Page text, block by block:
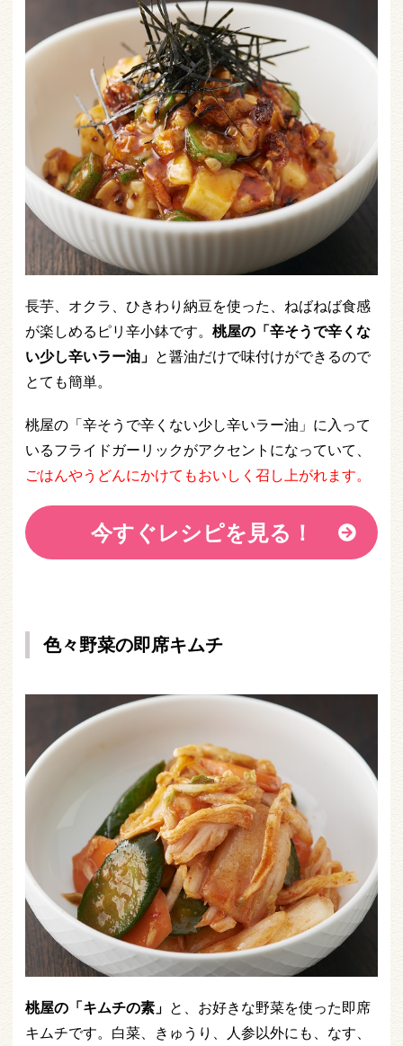
長芋、オクラ、ひきわり納豆を使った、ねばねば食感
が楽しめるピリ辛小鉢です。 桃屋の「辛そうで辛くな
い少し辛いラー油」 と醤油だけで味付けができるので
とても簡単。
桃屋の「辛そうで辛くない少し辛いラー油」に入って
いるフライドガーリックがアクセントになっていて、
ごはんやうどんにかけてもおいしく召し上がれます。
今すぐレシピを見る！
色々野菜の即席キムチ
桃屋の「キムチの素」 と、お好きな野菜を使った即席
キムチです。白菜、きゅうり、人参以外にも、なす、